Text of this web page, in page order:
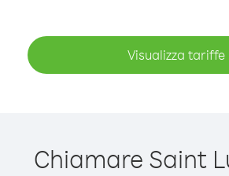
Visualizza tariffe
Chiamare Saint